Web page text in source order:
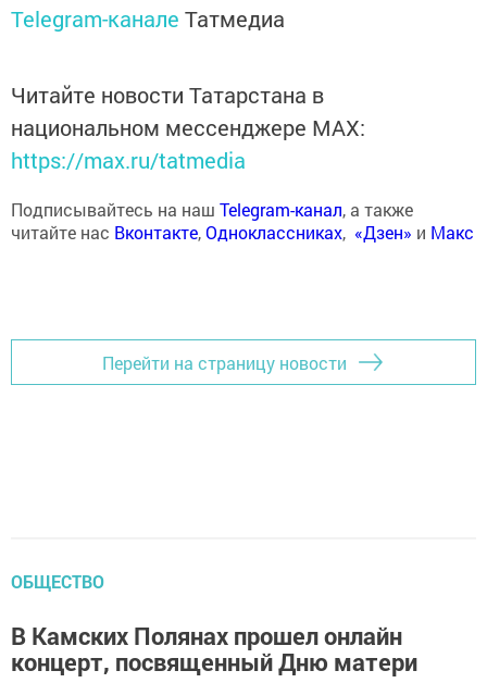
Telegram-канале Татмедиа
Читайте новости Татарстана в
национальном мессенджере MАХ:
https://max.ru/tatmedia
Подписывайтесь на наш Telegram-канал, а также
читайте нас Вконтакте,Одноклассниках, «Дзен» и Макс
Перейти на страницу новости
ОБЩЕСТВО
В Камских Полянах прошел онлайн
концерт, посвященный Дню матери